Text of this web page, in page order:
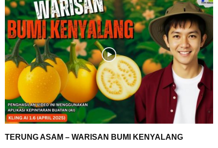
TERUNG ASAM – WARISAN BUMI KENYALANG